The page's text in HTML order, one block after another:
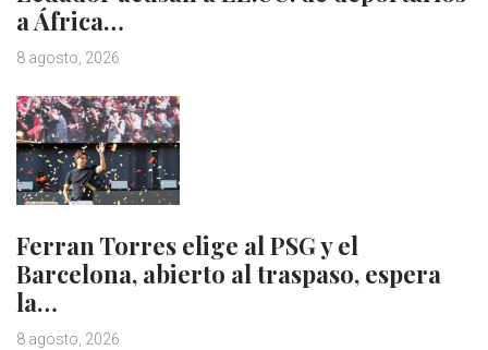
a África…
8 agosto, 2026
Ferran Torres elige al PSG y el
Barcelona, abierto al traspaso, espera
la…
8 agosto, 2026